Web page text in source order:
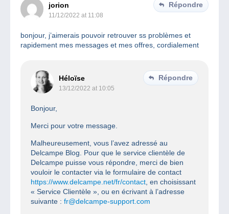
jorion
11/12/2022 at 11:08
Répondre
bonjour, j’aimerais pouvoir retrouver ss problèmes et
rapidement mes messages et mes offres, cordialement
Héloïse
13/12/2022 at 10:05
Répondre
Bonjour,
Merci pour votre message.
Malheureusement, vous l’avez adressé au
Delcampe Blog. Pour que le service clientèle de
Delcampe puisse vous répondre, merci de bien
vouloir le contacter via le formulaire de contact
https://www.delcampe.net/fr/contact, en choisissant
« Service Clientèle », ou en écrivant à l’adresse
suivante : fr@delcampe-support.com